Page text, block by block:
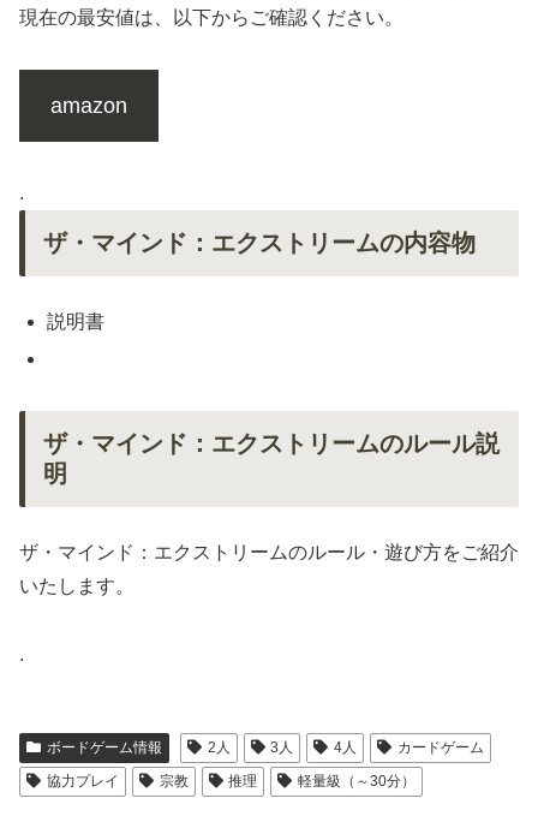
現在の最安値は、以下からご確認ください。
amazon
.
ザ・マインド：エクストリームの内容物
説明書
ザ・マインド：エクストリームのルール説
明
ザ・マインド：エクストリームのルール・遊び方をご紹介
いたします。
.
ボードゲーム情報 2人 3人 4人
カードゲーム
協力プレイ
宗教 推理 軽量級（～30分）